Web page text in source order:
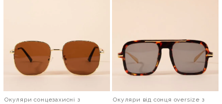
Окуляри сонцезахисні з
Окуляри від сонця oversize з